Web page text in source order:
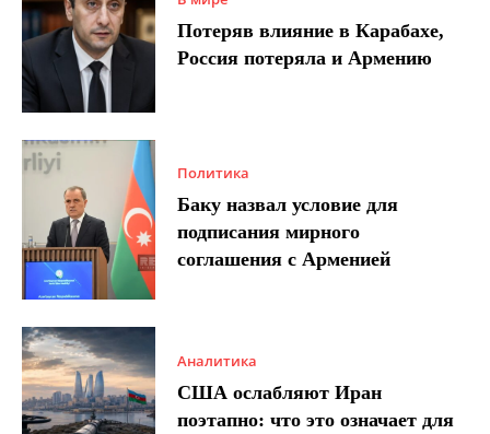
Потеряв влияние в Карабахе,
Россия потеряла и Армению
Политика
Баку назвал условие для
подписания мирного
соглашения с Арменией
Аналитика
США ослабляют Иран
поэтапно: что это означает для